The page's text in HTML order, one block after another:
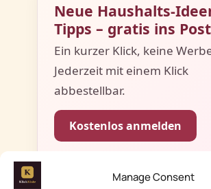
Manage Consent
Neue Haushalts-
Tipps – gratis ins
Ein kurzer Klick, keine
Jederzeit mit einem Klick
abbestellbar.
Kostenlos anmelden
Datenschutzerklärung.